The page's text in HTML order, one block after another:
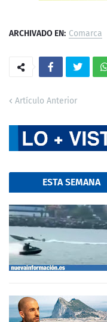
ARCHIVADO EN: Comarca
Artículo Anterior
ESTA SEMANA